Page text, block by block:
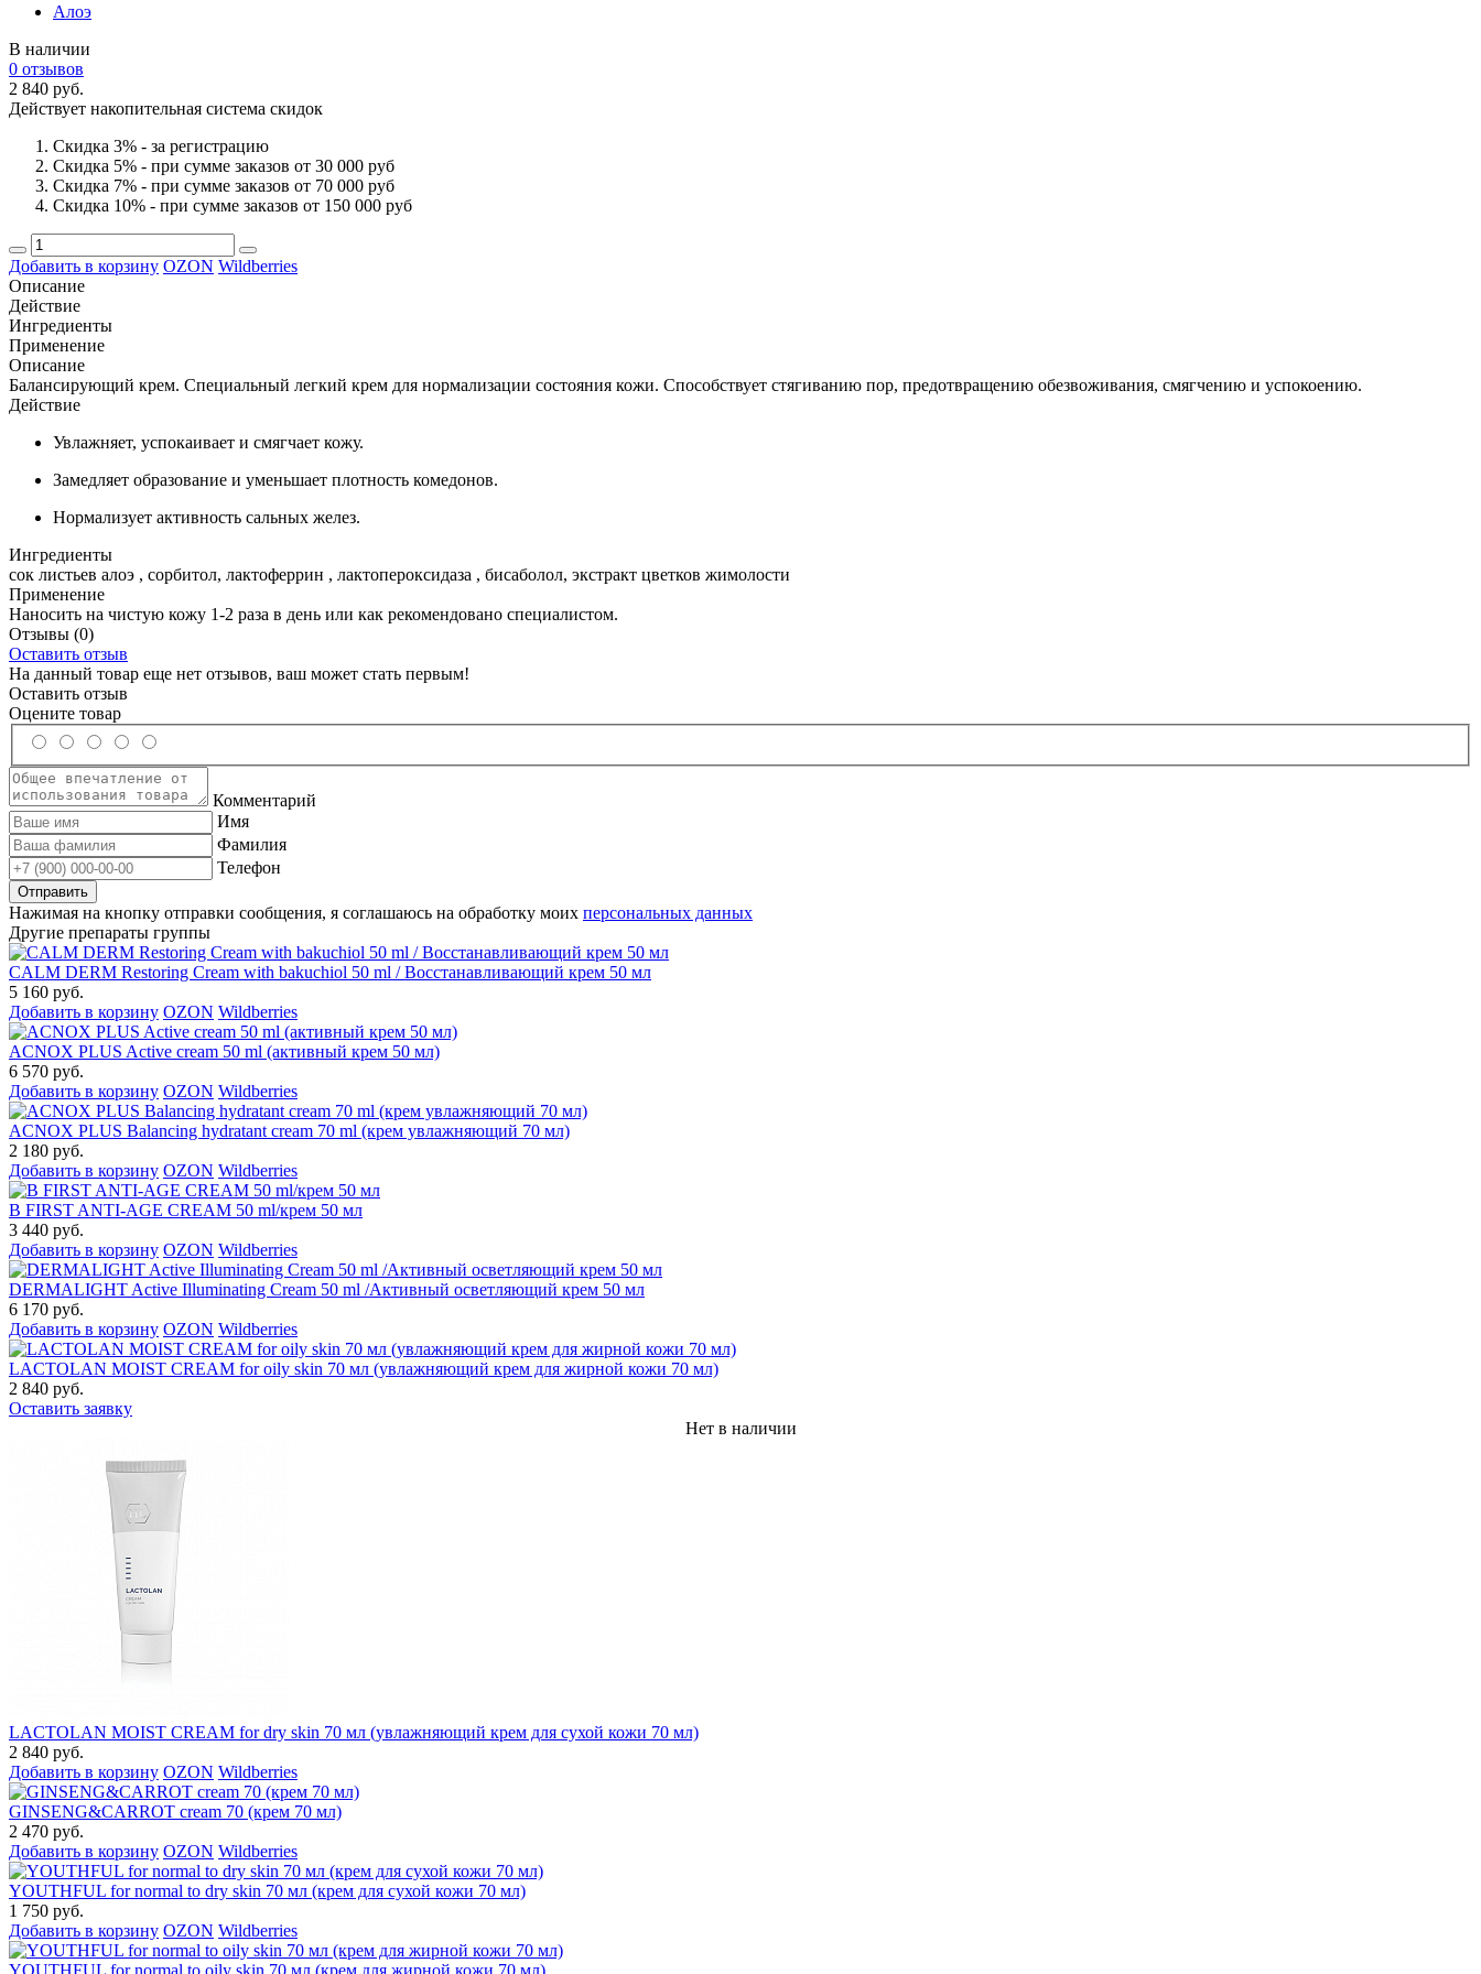
Алоэ
В наличии
0 отзывов
2 840 руб.
Действует накопительная система скидок
Скидка 3% - за регистрацию
Скидка 5% - при сумме заказов от 30 000 руб
Скидка 7% - при сумме заказов от 70 000 руб
Скидка 10% - при сумме заказов от 150 000 руб
Добавить в корзину OZON Wildberries
Описание
Действие
Ингредиенты
Применение
Описание
Балансирующий крем. Специальный легкий крем для нормализации состояния кожи. Способствует стягиванию пор, предотвращению обезвоживания, смягчению и успокоению.
Действие
Увлажняет, успокаивает и смягчает кожу.
Замедляет образование и уменьшает плотность комедонов.
Нормализует активность сальных желез.
Ингредиенты
сок листьев алоэ , сорбитол, лактоферрин , лактопероксидаза , бисаболол, экстракт цветков жимолости
Применение
Наносить на чистую кожу 1-2 раза в день или как рекомендовано специалистом.
Отзывы (0)
Оставить отзыв
На данный товар еще нет отзывов, ваш может стать первым!
Оставить отзыв
Оцените товар
Комментарий
Имя
Фамилия
Телефон
Нажимая на кнопку отправки сообщения, я соглашаюсь на обработку моих персональных данных
Другие препараты группы
CALM DERM Restoring Cream with bakuchiol 50 ml / Восстанавливающий крем 50 мл
5 160 руб.
Добавить в корзину OZON Wildberries
ACNOX PLUS Active cream 50 ml (активный крем 50 мл)
6 570 руб.
Добавить в корзину OZON Wildberries
ACNOX PLUS Balancing hydratant cream 70 ml (крем увлажняющий 70 мл)
2 180 руб.
Добавить в корзину OZON Wildberries
B FIRST ANTI-AGE CREAM 50 ml/крем 50 мл
3 440 руб.
Добавить в корзину OZON Wildberries
DERMALIGHT Active Illuminating Cream 50 ml /Активный осветляющий крем 50 мл
6 170 руб.
Добавить в корзину OZON Wildberries
LACTOLAN MOIST CREAM for oily skin 70 мл (увлажняющий крем для жирной кожи 70 мл)
2 840 руб.
Оставить заявку
Нет в наличии
LACTOLAN MOIST CREAM for dry skin 70 мл (увлажняющий крем для сухой кожи 70 мл)
2 840 руб.
Добавить в корзину OZON Wildberries
GINSENG&CARROT cream 70 (крем 70 мл)
2 470 руб.
Добавить в корзину OZON Wildberries
YOUTHFUL for normal to dry skin 70 мл (крем для сухой кожи 70 мл)
1 750 руб.
Добавить в корзину OZON Wildberries